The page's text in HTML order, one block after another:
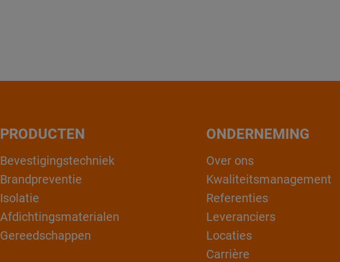
PRODUCTEN
Bevestigingstechniek
Brandpreventie
Isolatie
Afdichtingsmaterialen
Gereedschappen
ONDERNEMING
Over ons
Kwaliteitsmanagement
Referenties
Leveranciers
Locaties
Carrière